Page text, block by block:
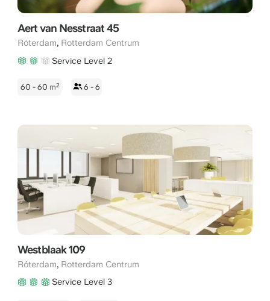
Aert van Nesstraat 45
Róterdam, Rotterdam Centrum
Service Level 2
60 - 60 m2 6 - 6
Westblaak 109
Róterdam, Rotterdam Centrum
Service Level 3